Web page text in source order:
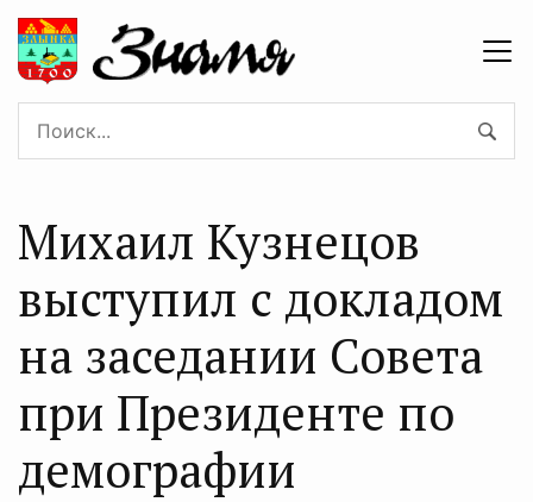
Михаил Кузнецов
выступил с докладом
на заседании Совета
при Президенте по
демографии